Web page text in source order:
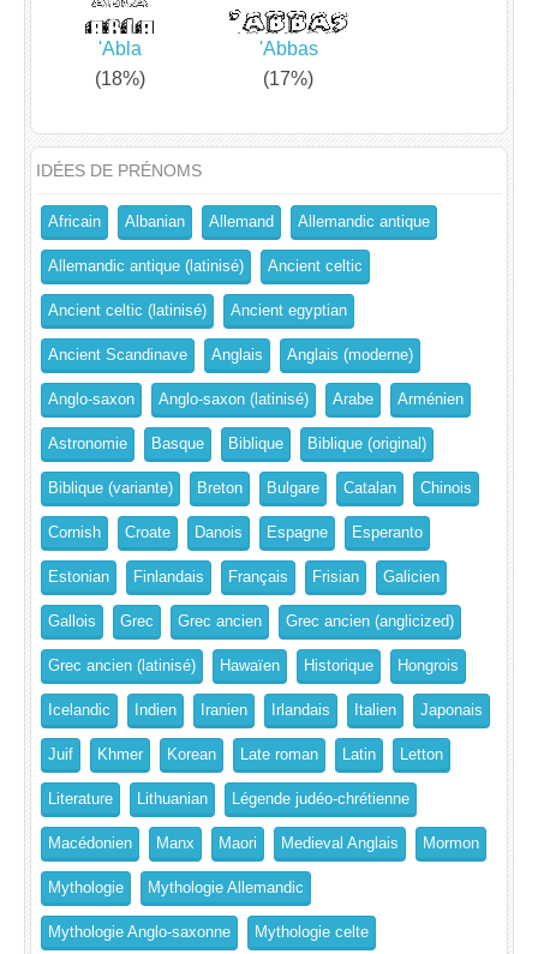
'Abla
(18%)
'Abbas
(17%)
IDÉES DE PRÉNOMS
Africain Albanian Allemand Allemandic antique
Allemandic antique (latinisé) Ancient celtic
Ancient celtic (latinisé) Ancient egyptian
Ancient Scandinave Anglais Anglais (moderne)
Anglo-saxon Anglo-saxon (latinisé) Arabe Arménien
Astronomie Basque Biblique Biblique (original)
Biblique (variante) Breton Bulgare Catalan Chinois
Cornish Croate Danois Espagne Esperanto
Estonian Finlandais Français Frisian Galicien
Gallois Grec Grec ancien Grec ancien (anglicized)
Grec ancien (latinisé) Hawaïen Historique Hongrois
Icelandic Indien Iranien Irlandais Italien Japonais
Juif Khmer Korean Late roman Latin Letton
Literature Lithuanian Légende judéo-chrétienne
Macédonien Manx Maori Medieval Anglais Mormon
Mythologie Mythologie Allemandic
Mythologie Anglo-saxonne Mythologie celte